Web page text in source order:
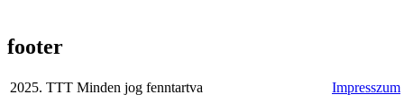
footer
2025. TTT Minden jog fenntartva Impresszum